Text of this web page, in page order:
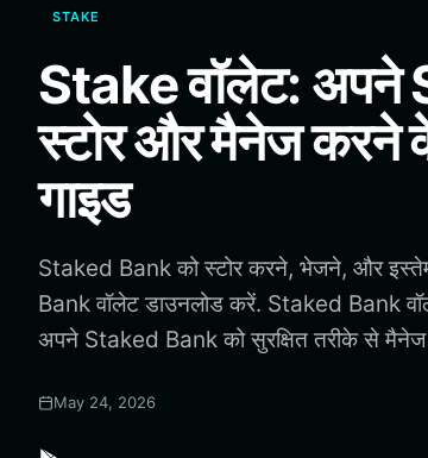
繁體中文
Bahasa Indonesia
ภาษาไทย
Español
Português (Brasil)
Español (Argentina)
STAKE
Stake वॉलेट: अपने
स्टोर और मैनेज करने
गाइड
Staked Bank को स्टोर करने, भेजने, और
Bank वॉलेट डाउनलोड करें. Staked Bank
अपने Staked Bank को सुरक्षित तरीके से
May 24, 2026